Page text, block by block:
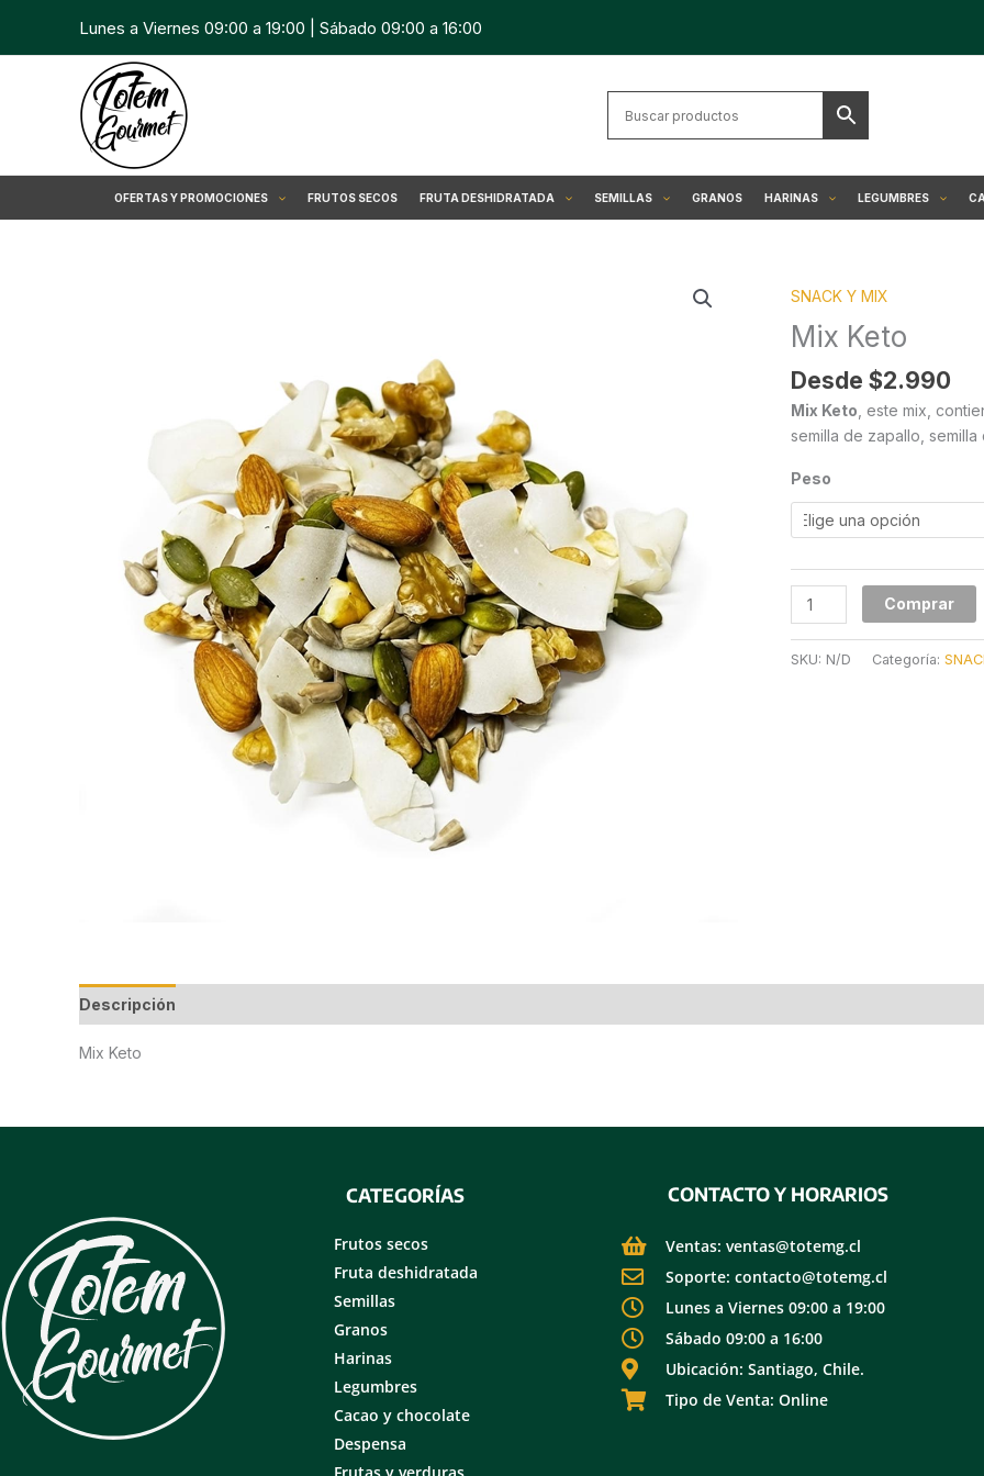
contenido
Lunes a Viernes 09:00 a 19:00 | Sábado 09:00 a 16:00
OFERTAS Y PROMOCIONES FRUTOS SECOS FRUTA DESHIDRATADA SEMILLAS GRANOS HARINAS LEGUMBRES
SNACK Y MIX
Mix Keto
Desde $2.990
Mix Keto , este mix,
semilla de zapallo, semilla
Peso
Keto
cantidad
Comprar
SKU: N/D Categoría:
Descripción
Mix Keto
CATEGORÍAS
Frutos secos
Fruta deshidratada
Semillas
Granos
Harinas
Legumbres
Cacao y chocolate
Despensa
CONTACTO Y HORARIOS
Ventas: ventas@totemg.cl
Soporte: contacto@totemg.cl
Lunes a Viernes 09:00 a 19:00
Sábado 09:00 a 16:00
Ubicación: Santiago, Chile.
Tipo de Venta: Online